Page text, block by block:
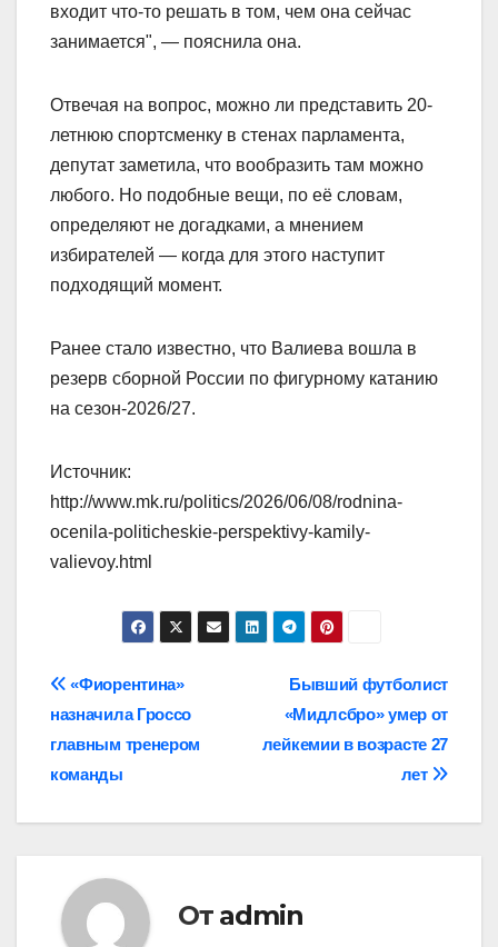
входит что-то решать в том, чем она сейчас
занимается", — пояснила она.
Отвечая на вопрос, можно ли представить 20-
летнюю спортсменку в стенах парламента,
депутат заметила, что вообразить там можно
любого. Но подобные вещи, по её словам,
определяют не догадками, а мнением
избирателей — когда для этого наступит
подходящий момент.
Ранее стало известно, что Валиева вошла в
резерв сборной России по фигурному катанию
на сезон-2026/27.
Источник:
http://www.mk.ru/politics/2026/06/08/rodnina-
ocenila-politicheskie-perspektivy-kamily-
valievoy.html
Навигация
по
записям
Бывший футболист
«Мидлсбро» умер от
лейкемии в возрасте 27
лет
«Фиорентина»
назначила Гроссо
главным тренером
команды
От admin